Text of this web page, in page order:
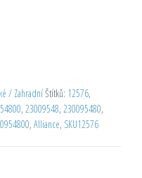
/ ZahradníŠtítků: 12576,
, 23009548, 230095480,
, Alliance, SKU12576